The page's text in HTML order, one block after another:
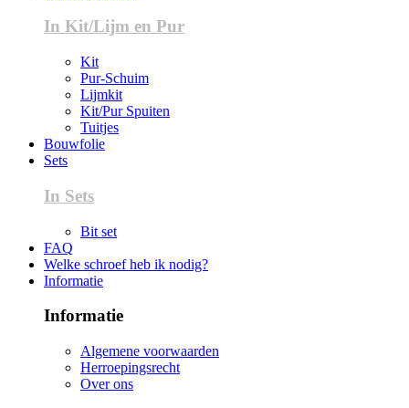
In Kit/Lijm en Pur
Kit
Pur-Schuim
Lijmkit
Kit/Pur Spuiten
Tuitjes
Bouwfolie
Sets
In Sets
Bit set
FAQ
Welke schroef heb ik nodig?
Informatie
Informatie
Algemene voorwaarden
Herroepingsrecht
Over ons